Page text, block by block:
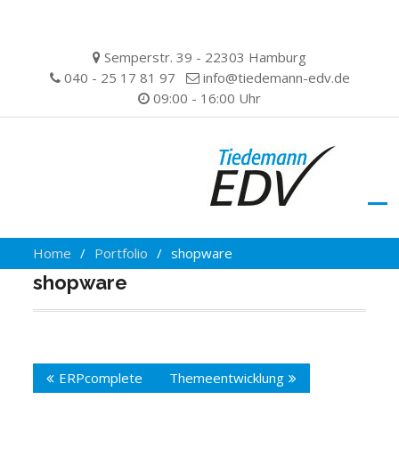
Semperstr. 39 - 22303 Hamburg
040 - 25 17 81 97
info@tiedemann-edv.de
09:00 - 16:00 Uhr
Home Portfolio shopware
shopware
ERPcomplete Themeentwicklung